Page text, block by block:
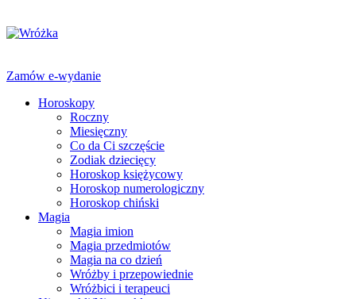
Zamów e-wydanie
Horoskopy
Roczny
Miesięczny
Co da Ci szczęście
Zodiak dziecięcy
Horoskop księżycowy
Horoskop numerologiczny
Horoskop chiński
Magia
Magia imion
Magia przedmiotów
Magia na co dzień
Wróżby i przepowiednie
Wróżbici i terapeuci